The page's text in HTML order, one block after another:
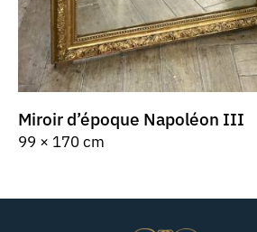
Miroir d’époque Napoléon III
99 × 170 cm